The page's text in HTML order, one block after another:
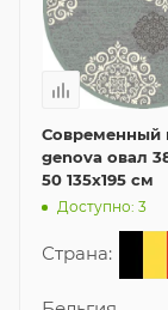
Современный
genova овал
50 135x195 см
Доступно: 3
Страна: